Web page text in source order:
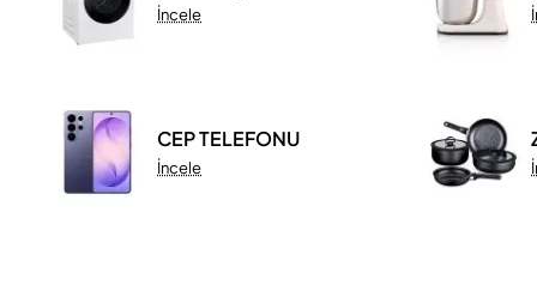
İncele
CEP TELEFONU
İncele